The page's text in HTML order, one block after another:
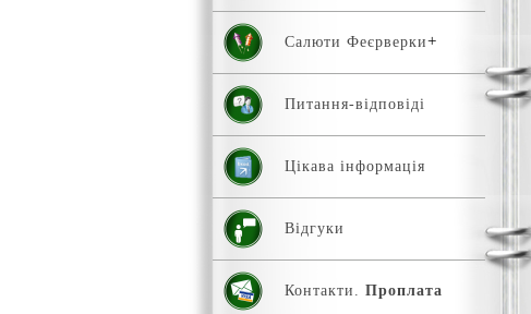
Салюти Феєрверки
Питання-відповіді
Цікава інформація
Відгуки
Контакти. Проплата